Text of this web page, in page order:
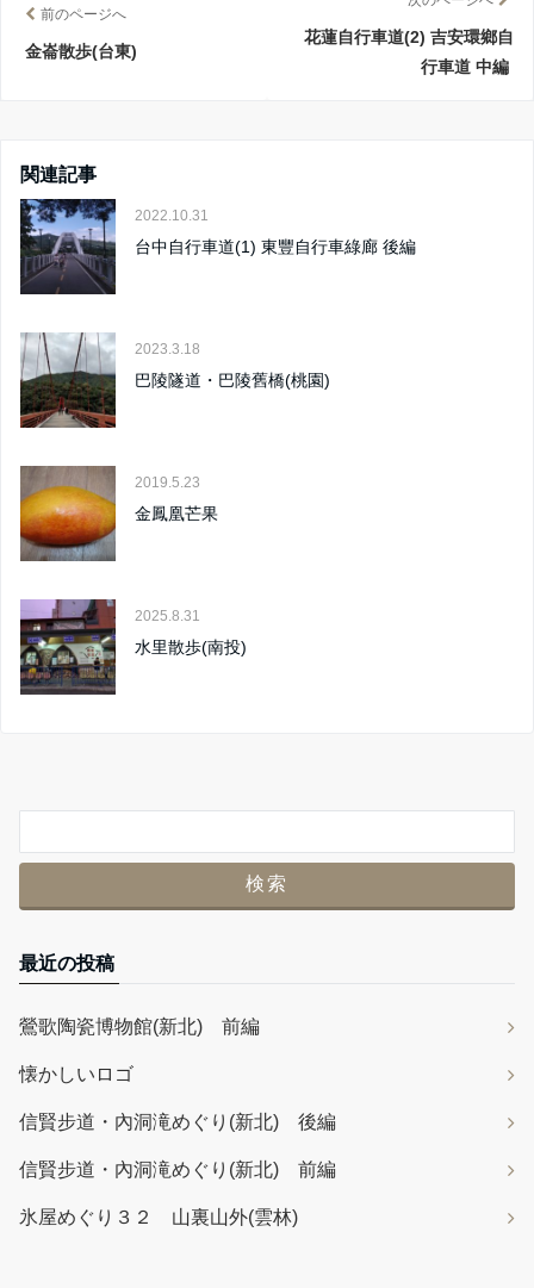
前のページへ
金崙散歩(台東)
花蓮自行車道(2) 吉安環鄉自
行車道 中編
関連記事
2022.10.31
台中自行車道(1) 東豐自行車綠廊 後編
2023.3.18
巴陵隧道・巴陵舊橋(桃園)
2019.5.23
金鳳凰芒果
2025.8.31
水里散歩(南投)
最近の投稿
鶯歌陶瓷博物館(新北) 前編
懐かしいロゴ
信賢步道・內洞滝めぐり(新北) 後編
信賢步道・內洞滝めぐり(新北) 前編
氷屋めぐり３２ 山裏山外(雲林)